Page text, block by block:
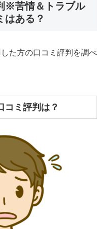
※苦情＆トラブル
はある？
た方の口コミ評判を調べ
コミ評判は？